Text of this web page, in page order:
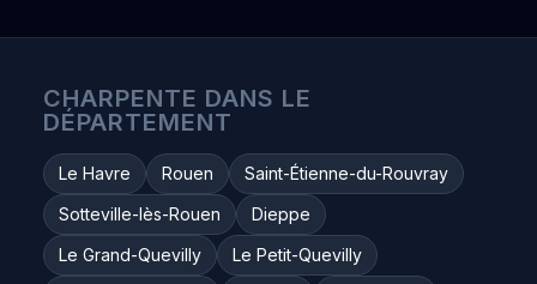
CHARPENTE DANS LE
DÉPARTEMENT
Le Havre Rouen
Saint-Étienne-du-Rouvray
Sotteville-lès-Rouen
Dieppe
Le Grand-Quevilly
Le Petit-Quevilly